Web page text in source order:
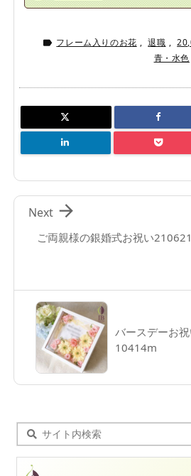
 フレーム入りのお花 , 退職 ,
青・水色
ご両親様の銀婚式お祝い

Next
バースデーお
10414m